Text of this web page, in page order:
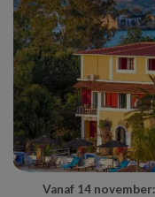
Vanaf 14